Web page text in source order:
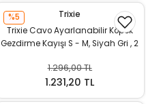
%5
Trixie
Trixie Cavo Ayarlanabilir Köpek
Gezdirme Kayışı S - M, Siyah Gri , 2
1.296,00 TL
1.231,20 TL